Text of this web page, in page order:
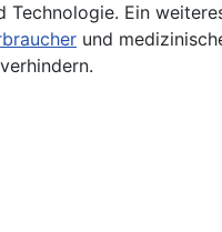
Technologie. Ein
und